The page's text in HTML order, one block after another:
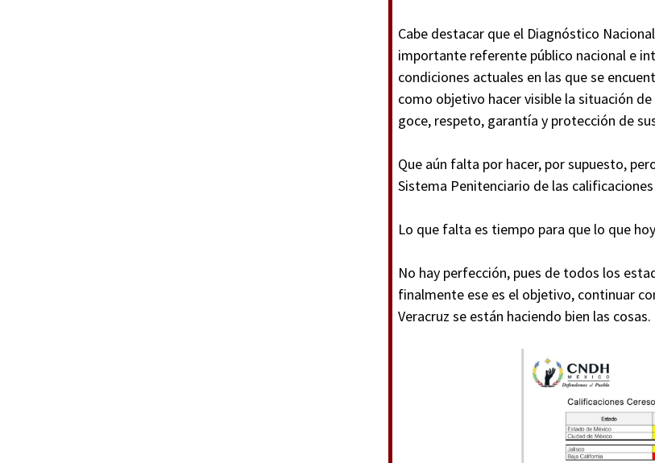
Cabe destacar que el Diagnóstico
importante referente público nacional e
condiciones actuales en las que se
como objetivo hacer visible la situación
goce, respeto, garantía y protección de
Que aún falta por hacer, por supuesto,
Sistema Penitenciario de las
Lo que falta es tiempo para que lo que
No hay perfección, pues de todos los
finalmente ese es el objetivo, continuar
Veracruz se están haciendo bien las cosas.